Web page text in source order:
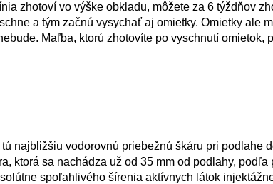
zhotoví vo výške obkladu, môžete za 6 týždňov
a tým začnú vysychať aj omietky. Omietky ale
Maľba, ktorú zhotovíte po vyschnutí omietok,
najbližšiu vodorovnú priebežnú škáru pri podlahe
ktorá sa nachádza už od 35 mm od podlahy,
spoľahlivého šírenia aktívnych látok